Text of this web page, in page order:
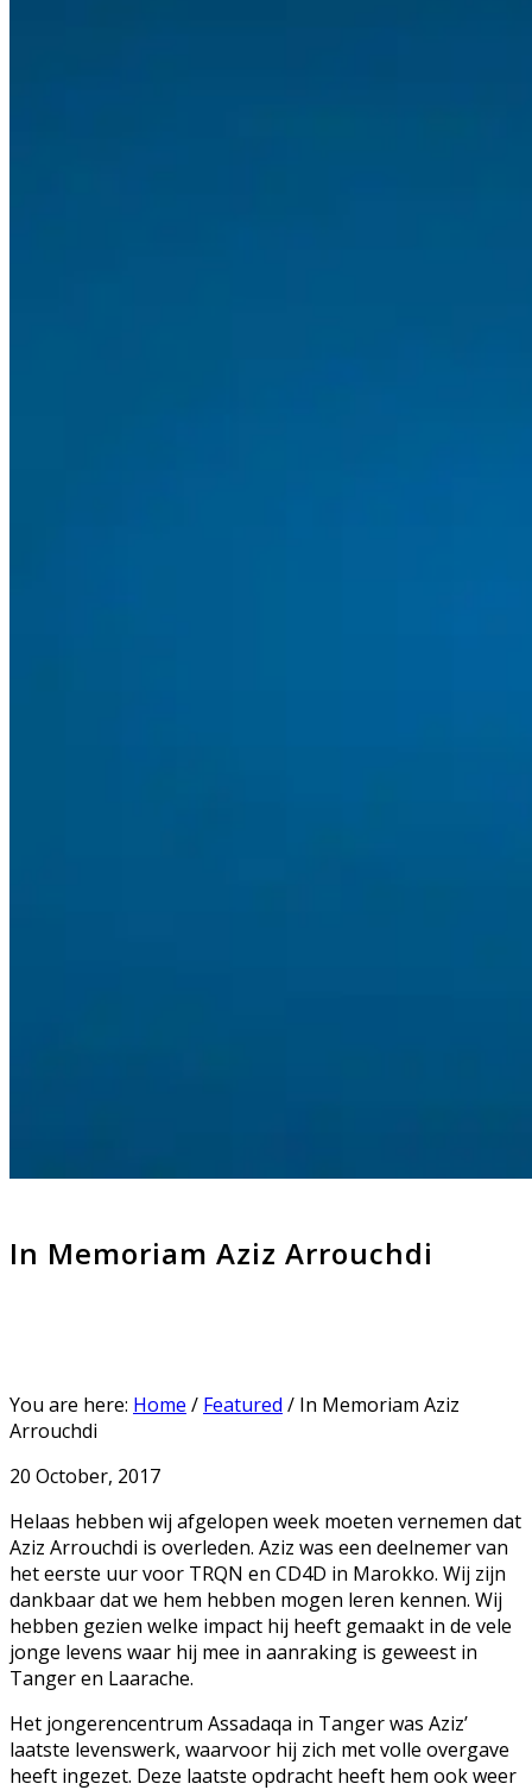
In Memoriam Aziz Arrouchdi
You are here: Home / Featured / In Memoriam Aziz
Arrouchdi
20 October, 2017
Helaas hebben wij afgelopen week moeten vernemen dat
Aziz Arrouchdi is overleden. Aziz was een deelnemer van
het eerste uur voor TRQN en CD4D in Marokko. Wij zijn
dankbaar dat we hem hebben mogen leren kennen. Wij
hebben gezien welke impact hij heeft gemaakt in de vele
jonge levens waar hij mee in aanraking is geweest in
Tanger en Laarache.
Het jongerencentrum Assadaqa in Tanger was Aziz’
laatste levenswerk, waarvoor hij zich met volle overgave
heeft ingezet. Deze laatste opdracht heeft hem ook weer